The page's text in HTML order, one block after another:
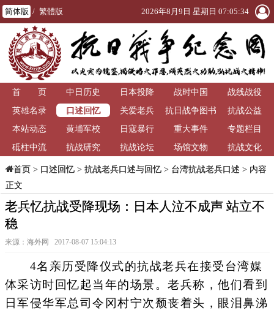
简体版 / 繁體版 2026年8月9日 星期日 07:05:34
首 页 中日历史 日本投降 战时中国
战线战役
英雄名录
口述回忆 关爱老兵
抗日战争图书
馆
抗战公益
本站动态
黄埔军校 日寇暴行 重大事件
专题栏目
砥柱中流
抗战研究 抗战论坛 场馆文物 抗战文化
首页> 口述回忆> 抗战老兵口述与回忆> 台湾抗战老兵口述 > 内容
正文
老兵忆抗战受降现场：日本人泣不成声 站立不
稳
来源：海外网 2017-08-07 15:04:13
4名亲历受降仪式的抗战老兵在接受台湾媒
体采访时回忆起当年的场景。老兵称，他们看到
日军侵华军总司令冈村宁次颓丧着头，眼泪鼻涕